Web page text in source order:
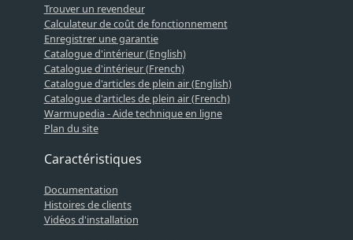
Trouver un revendeur
Calculateur de coût de fonctionnement
Enregistrer une garantie
Catalogue d'intérieur (English)
Catalogue d'intérieur (French)
Catalogue d'articles de plein air (English)
Catalogue d'articles de plein air (French)
Warmupedia - Aide technique en ligne
Plan du site
Caractéristiques
Documentation
Histoires de clients
Vidéos d'installation